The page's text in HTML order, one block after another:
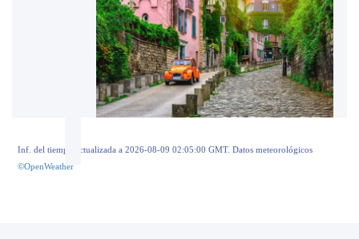
Inf. del tiempo actualizada a 2026-08-09 02:05:00 GMT. Datos meteorológicos
©OpenWeather